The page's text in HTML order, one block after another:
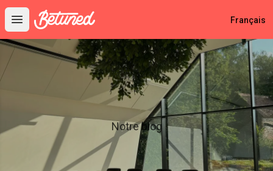
Open main menu
Betuned Français
Notre blog